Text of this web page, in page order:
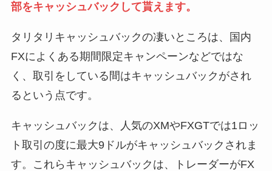
部をキャッシュバックして貰えます。
タリタリキャッシュバックの凄いところは、国内
FXによくある期間限定キャンペーンなどではな
く、 取引をしている間はキャッシュバックがされ
る という点です。
キャッシュバックは、人気のXMやFXGTでは1ロッ
ト取引の度に最大9ドルがキャッシュバックされま
す。これらキャッシュバックは、トレーダーがFX